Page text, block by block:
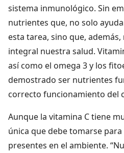
sistema inmunológico. Sin
nutrientes que, no solo
esta tarea, sino que,
integral nuestra salud.
así como el omega 3 y los
demostrado ser nutrientes
correcto funcionamiento del
Aunque la vitamina C tiene
única que debe tomarse
presentes en el ambiente.